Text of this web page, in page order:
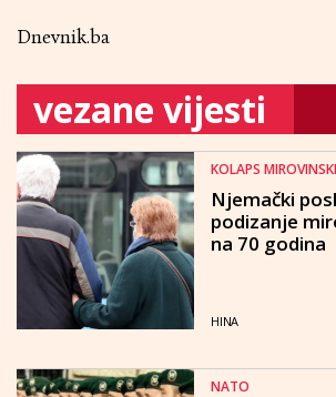
Dnevnik.ba
vezane vijesti
KOLAPS
Njemački
podizanje
na 70 godina
HINA
NATO